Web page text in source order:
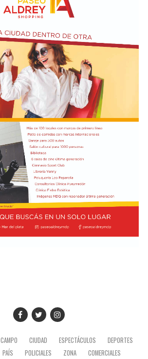
CAMPO CIUDAD ESPECTÁCULOS
DEPORTES
PAÍS POLICIALES ZONA COMERCIALES